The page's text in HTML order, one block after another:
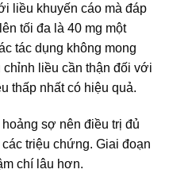
liều khuyến cáo mà đáp
tối đa là 40 mg một
tác dụng không mong
liều cần thận đối với
thấp nhất có hiệu quả.
sợ nên điều trị đủ
triệu chứng. Giai đoạn
chí lâu hơn.